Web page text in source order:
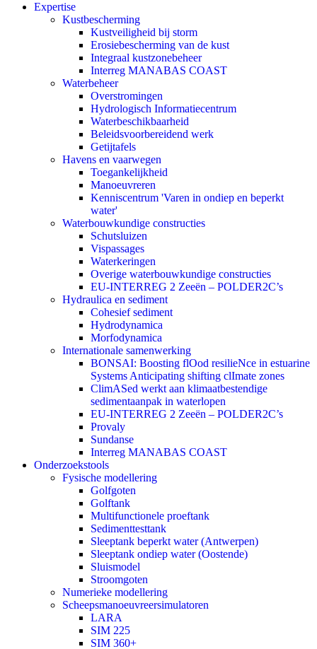
Expertise
Kustbescherming
Kustveiligheid bij storm
Erosiebescherming van de kust
Integraal kustzonebeheer
Interreg MANABAS COAST
Waterbeheer
Overstromingen
Hydrologisch Informatiecentrum
Waterbeschikbaarheid
Beleidsvoorbereidend werk
Getijtafels
Havens en vaarwegen
Toegankelijkheid
Manoeuvreren
Kenniscentrum 'Varen in ondiep en beperkt
water'
Waterbouwkundige constructies
Schutsluizen
Vispassages
Waterkeringen
Overige waterbouwkundige constructies
EU-INTERREG 2 Zeeën – POLDER2C’s
Hydraulica en sediment
Cohesief sediment
Hydrodynamica
Morfodynamica
Internationale samenwerking
BONSAI: Boosting flOod resilieNce in estuarine
Systems Anticipating shifting clImate zones
ClimASed werkt aan klimaatbestendige
sedimentaanpak in waterlopen
EU-INTERREG 2 Zeeën – POLDER2C’s
Provaly
Sundanse
Interreg MANABAS COAST
Onderzoekstools
Fysische modellering
Golfgoten
Golftank
Multifunctionele proeftank
Sedimenttesttank
Sleeptank beperkt water (Antwerpen)
Sleeptank ondiep water (Oostende)
Sluismodel
Stroomgoten
Numerieke modellering
Scheepsmanoeuvreersimulatoren
LARA
SIM 225
SIM 360+